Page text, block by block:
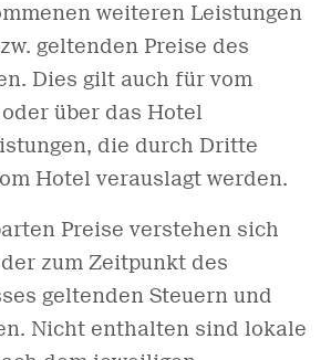
weiteren Leistungen
geltenden Preise des
Dies gilt auch für vom
über das Hotel
die durch Dritte
Hotel verauslagt werden.
Preise verstehen sich
zum Zeitpunkt des
geltenden Steuern und
Nicht enthalten sind lokale